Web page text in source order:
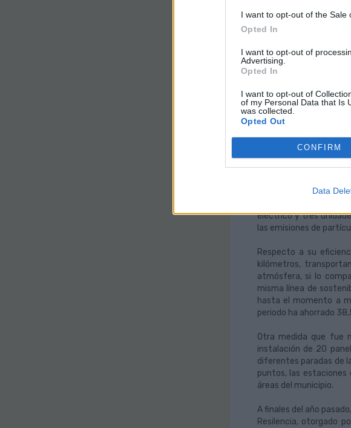
I want to opt-out of the Sale
Opted In
I want to opt-out of
Advertising.
Opted In
I want to opt-out of
of my Personal Data that Is
was collected.
Opted Out
CONFIRM
Data
GuaWay, a través de
bordo de las
y tiene adheridas, por
La bicicleta pública
Una de las medidas
implementación de
bicicletas eléctricas y
totales, que han
Debido a su éxito,
alturas de la ciudad,
Además, gracias a la
eléctrico y tres
las emisiones de
Respecto a su
kilómetros,
atmósfera, si lo
misma línea de
hasta el momento a
periodo ha ahorrado
Otra medida que fue
instalación de 20
diferentes paradas de
puntos, las
áreas del municipio.
A finales del año
Resilencia, otorgado